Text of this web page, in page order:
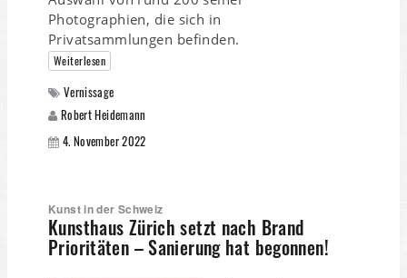
Photographien, die sich in
Privatsammlungen befinden.
Weiterlesen
Vernissage
Robert Heidemann
4. November 2022
Kunst in der Schweiz
Kunsthaus Zürich setzt nach Brand
Prioritäten – Sanierung hat begonnen!